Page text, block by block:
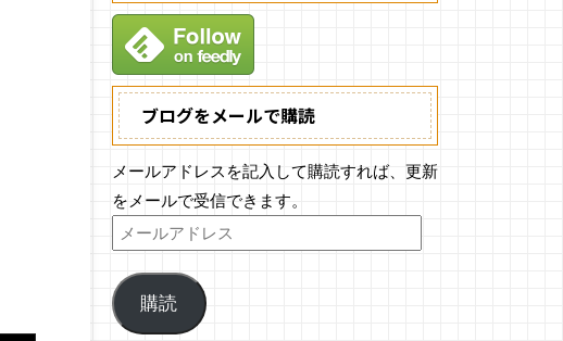
ブログをメールで購読
メールアドレスを記入して購読すれば、更新
をメールで受信できます。
購読